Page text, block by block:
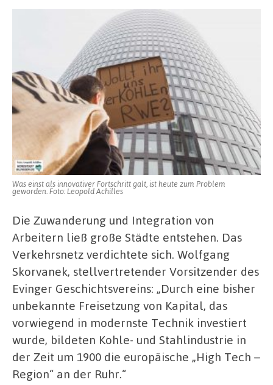
Was einst als innovativer Fortschritt galt, ist heute zum Problem
geworden. Foto: Leopold Achilles
Die Zuwanderung und Integration von
Arbeitern ließ große Städte entstehen. Das
Verkehrsnetz verdichtete sich. Wolfgang
Skorvanek, stellvertretender Vorsitzender des
Evinger Geschichtsvereins: „Durch eine bisher
unbekannte Freisetzung von Kapital, das
vorwiegend in modernste Technik investiert
wurde, bildeten Kohle- und Stahlindustrie in
der Zeit um 1900 die europäische „High Tech –
Region“ an der Ruhr.“